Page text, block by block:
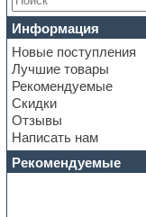
Club bass
Club leads
Club sounds
Construction kits
Convolution
Cubase
Dance drums
Dance music
tutorials
DAW
Disco samples
Информация
Новые поступления
Лучшие товары
Рекомендуемые
Скидки
Отзывы
Написать нам
Рекомендуемые